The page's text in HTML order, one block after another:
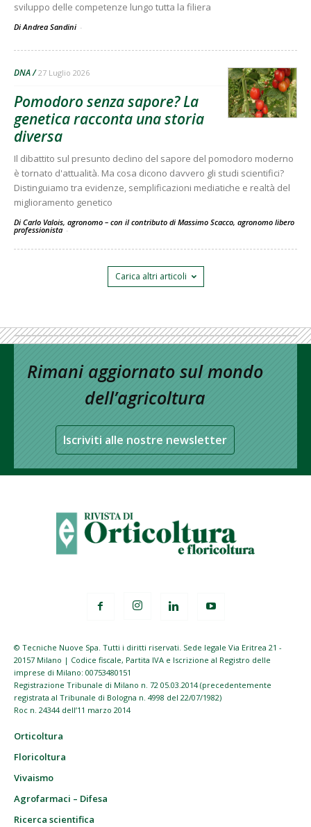
sviluppo delle competenze lungo tutta la filiera
Di Andrea Sandini -
DNA 27 Luglio 2026
Pomodoro senza sapore? La
genetica racconta una storia
diversa
Il dibattito sul presunto declino del sapore del pomodoro moderno
è tornato d'attualità. Ma cosa dicono davvero gli studi scientifici?
Distinguiamo tra evidenze, semplificazioni mediatiche e realtà del
miglioramento genetico
Di Carlo Valois, agronomo – con il contributo di Massimo Scacco, agronomo libero
professionista -
Carica altri articoli
Rimani aggiornato sul mondo
dell’agricoltura
Iscriviti alle nostre newsletter
© Tecniche Nuove Spa. Tutti i diritti riservati. Sede legale Via Eritrea 21 -
20157 Milano | Codice fiscale, Partita IVA e Iscrizione al Registro delle
imprese di Milano: 00753480151
Registrazione Tribunale di Milano n. 72 05.03.2014 (precedentemente
registrata al Tribunale di Bologna n. 4998 del 22/07/1982)
Roc n. 24344 dell’11 marzo 2014
Orticoltura
Floricoltura
Vivaismo
Agrofarmaci – Difesa
Ricerca scientifica